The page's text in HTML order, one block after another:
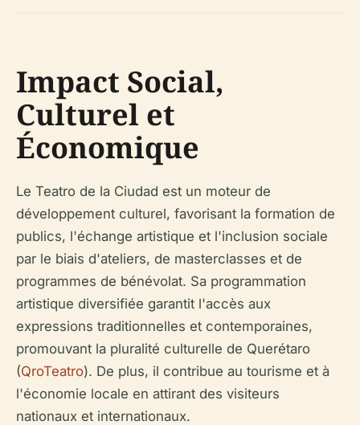
Impact Social,
Culturel et
Économique
Le Teatro de la Ciudad est un moteur de
développement culturel, favorisant la formation de
publics, l'échange artistique et l'inclusion sociale
par le biais d'ateliers, de masterclasses et de
programmes de bénévolat. Sa programmation
artistique diversifiée garantit l'accès aux
expressions traditionnelles et contemporaines,
promouvant la pluralité culturelle de Querétaro
(QroTeatro). De plus, il contribue au tourisme et à
l'économie locale en attirant des visiteurs
nationaux et internationaux.